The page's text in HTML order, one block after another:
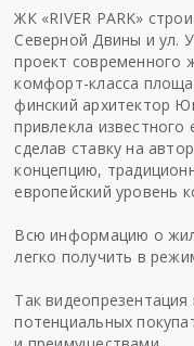
ЖК «RIVER PARK»
Северной Двины и ул.
проект современного
комфорт-класса
финский архитектор
привлекла известного
сделав ставку на
концепцию,
европейский уровень
Всю информацию о
легко получить в
Так
потенциальных